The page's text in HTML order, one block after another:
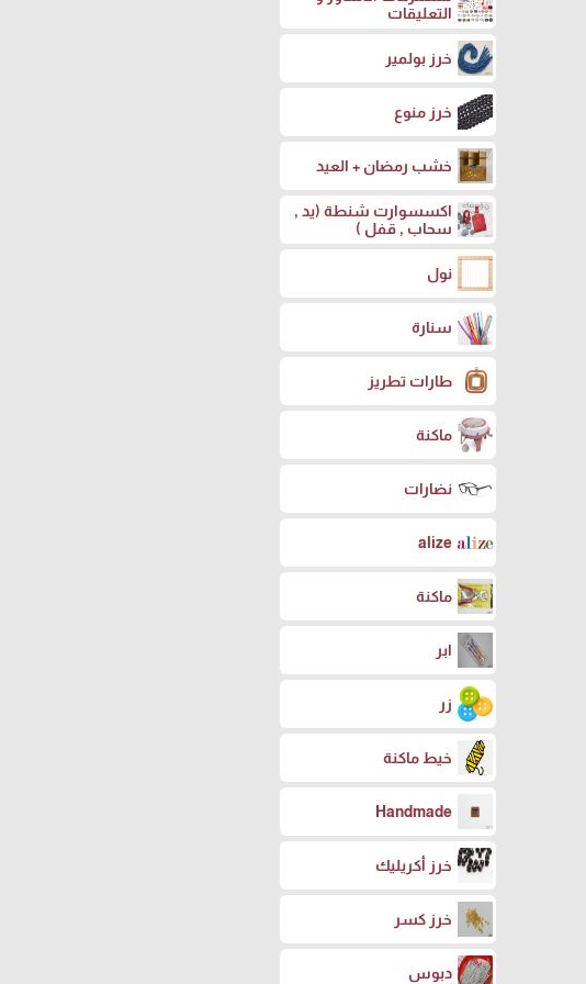
التعليقات
خرز بولمير
خرز منوع
خشب رمضان + العيد
اكسسوارت شنطة (يد ,
سحاب , قفل )
نول
سنارة
طارات تطريز
ماكنة
نضارات
alize
ماكنة
ابر
زر
خيط ماكنة
Handmade
خرز أكريليك
خرز كسر
دبوس